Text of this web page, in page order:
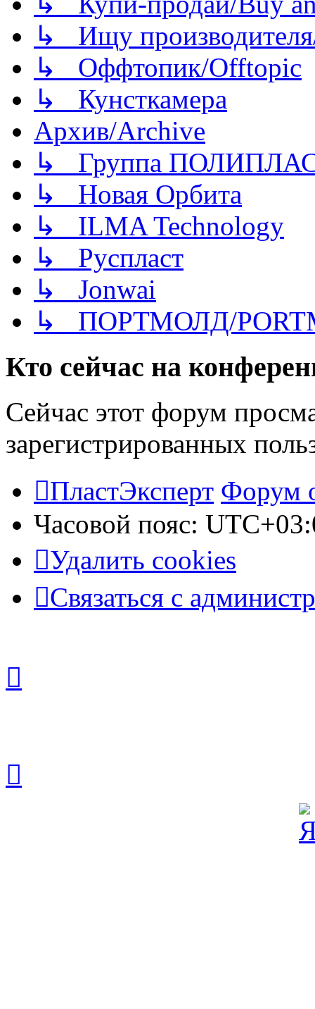
↳ Ищу
↳ Оффтопик/Offtopic
↳ Кунсткамера
Архив/Archive
↳ Группа
↳ Новая Орбита
↳ ILMA Technology
↳ Руспласт
↳ Jonwai
↳ ПОРТМОЛД/
Кто сейчас на
Сейчас этот форум
зарегистрированных
ПластЭксперт Форум
Часовой пояс:
Удалить cookies
Связаться с